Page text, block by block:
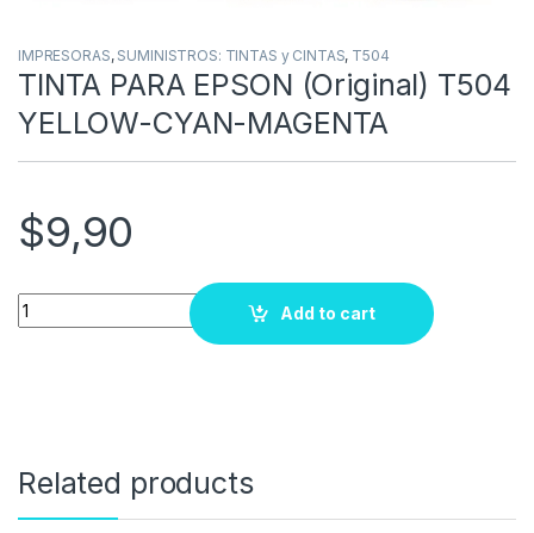
IMPRESORAS, SUMINISTROS: TINTAS y CINTAS, T504
TINTA PARA EPSON (Original) T504
YELLOW-CYAN-MAGENTA
$9,90
Quantity
Add to cart
Related products